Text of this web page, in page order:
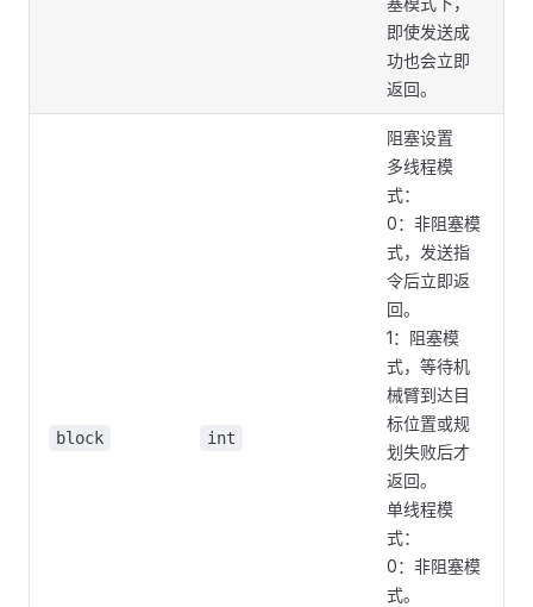
即使发送成
功也会立即
返回。
block int
阻塞设置
多线程模
式：
0：非阻塞模
式，发送指
令后立即返
回。
1：阻塞模
式，等待机
械臂到达目
标位置或规
划失败后才
返回。
单线程模
式：
0：非阻塞模
式。